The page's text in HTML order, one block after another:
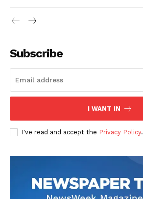
Subscribe
I WANT IN
I've read and accept the Privacy Policy.